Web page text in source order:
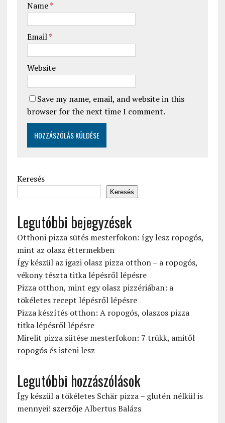
Name*
Email*
Website
Save my name, email, and website in this
browser for the next time I comment.
Keresés
Keresés
Legutóbbi bejegyzések
Otthoni pizza sütés mesterfokon: így lesz ropogós,
mint az olasz éttermekben
Így készül az igazi olasz pizza otthon – a ropogós,
vékony tészta titka lépésről lépésre
Pizza otthon, mint egy olasz pizzériában: a
tökéletes recept lépésről lépésre
Pizza készítés otthon: A ropogós, olaszos pizza
titka lépésről lépésre
Mirelit pizza sütése mesterfokon: 7 trükk, amitől
ropogós és isteni lesz
Legutóbbi hozzászólások
Így készül a tökéletes Schär pizza – glutén nélkül is
mennyei! szerzőjeAlbertus Balázs